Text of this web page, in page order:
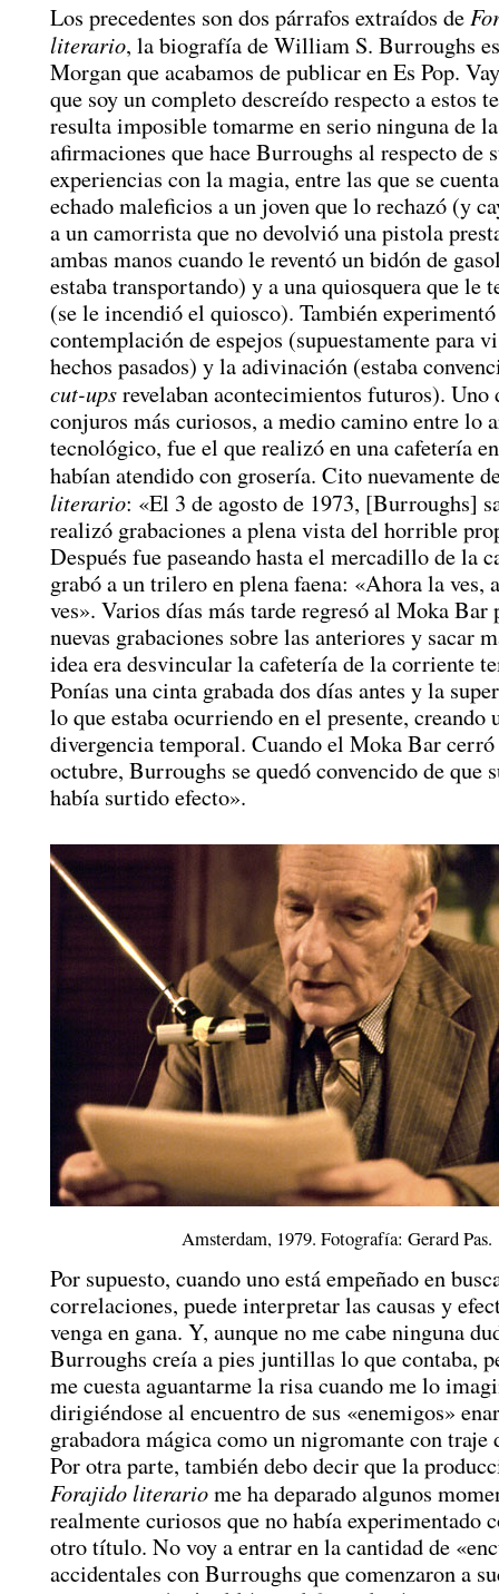
Los precedentes son dos párrafos extraídos de
literario, la biografía de William S. Burroughs
Morgan que acabamos de publicar en Es Pop.
que soy un completo descreído respecto a estos
resulta imposible tomarme en serio ninguna de
afirmaciones que hace Burroughs al respecto de
experiencias con la magia, entre las que se
echado maleficios a un joven que lo rechazó (y
a un camorrista que no devolvió una pistola
ambas manos cuando le reventó un bidón de
estaba transportando) y a una quiosquera que le
(se le incendió el quiosco). También
contemplación de espejos (supuestamente para
hechos pasados) y la adivinación (estaba
cut-upsrevelaban acontecimientos futuros). Uno
conjuros más curiosos, a medio camino entre lo
tecnológico, fue el que realizó en una cafetería
habían atendido con grosería. Cito nuevamente
literario: «El 3 de agosto de 1973, [Burroughs]
realizó grabaciones a plena vista del horrible
Después fue paseando hasta el mercadillo de la
grabó a un trilero en plena faena: «Ahora la ves,
ves». Varios días más tarde regresó al Moka Bar
nuevas grabaciones sobre las anteriores y sacar
idea era desvincular la cafetería de la corriente
Ponías una cinta grabada dos días antes y la
lo que estaba ocurriendo en el presente, creando
divergencia temporal. Cuando el Moka Bar
octubre, Burroughs se quedó convencido de que
había surtido efecto».
Amsterdam, 1979. Fotografía: Gerard Pas.
Por supuesto, cuando uno está empeñado en
correlaciones, puede interpretar las causas y
venga en gana. Y, aunque no me cabe ninguna
Burroughs creía a pies juntillas lo que contaba,
me cuesta aguantarme la risa cuando me lo
dirigiéndose al encuentro de sus «enemigos»
grabadora mágica como un nigromante con traje
Por otra parte, también debo decir que la
Forajido literariome ha deparado algunos
realmente curiosos que no había experimentado
otro título. No voy a entrar en la cantidad de
accidentales con Burroughs que comenzaron a